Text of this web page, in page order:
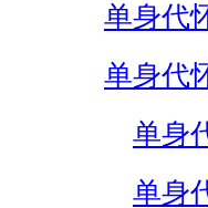
单身代
单身代
单身
单身